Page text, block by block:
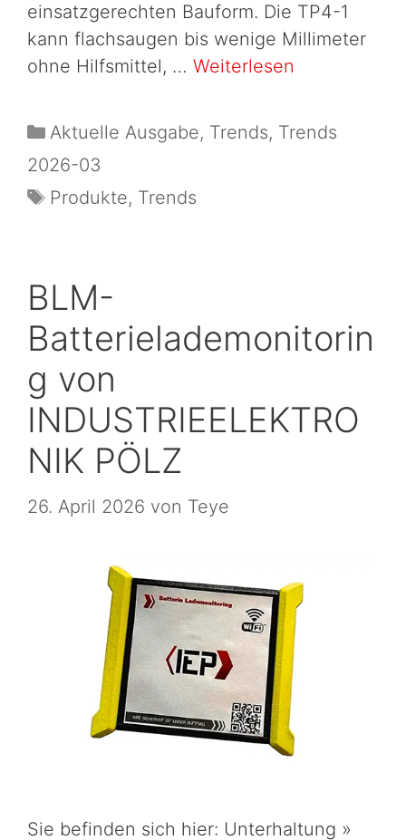
einsatzgerechten Bauform. Die TP4-1
kann flachsaugen bis wenige Millimeter
ohne Hilfsmittel, … Weiterlesen
Aktuelle Ausgabe, Trends, Trends
2026-03
Produkte, Trends
BLM-
Batterielademonitorin
g von
INDUSTRIEELEKTRO
NIK PÖLZ
26. April 2026 von Teye
Sie befinden sich hier: Unterhaltung »